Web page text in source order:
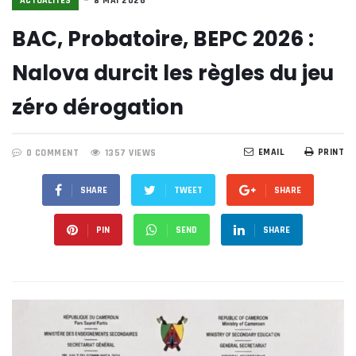
BAC, Probatoire, BEPC 2026 :
Nalova durcit les règles du jeu
zéro dérogation
0 COMMENT 1357 VIEWS PRINT
EMAIL
SHARE TWEET SHARE
PIN SEND SHARE